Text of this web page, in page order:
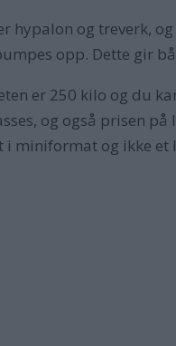
hypalon og treverk,
opp. Dette gir
er 250 kilo og du
og også prisen
miniformat og ikke et